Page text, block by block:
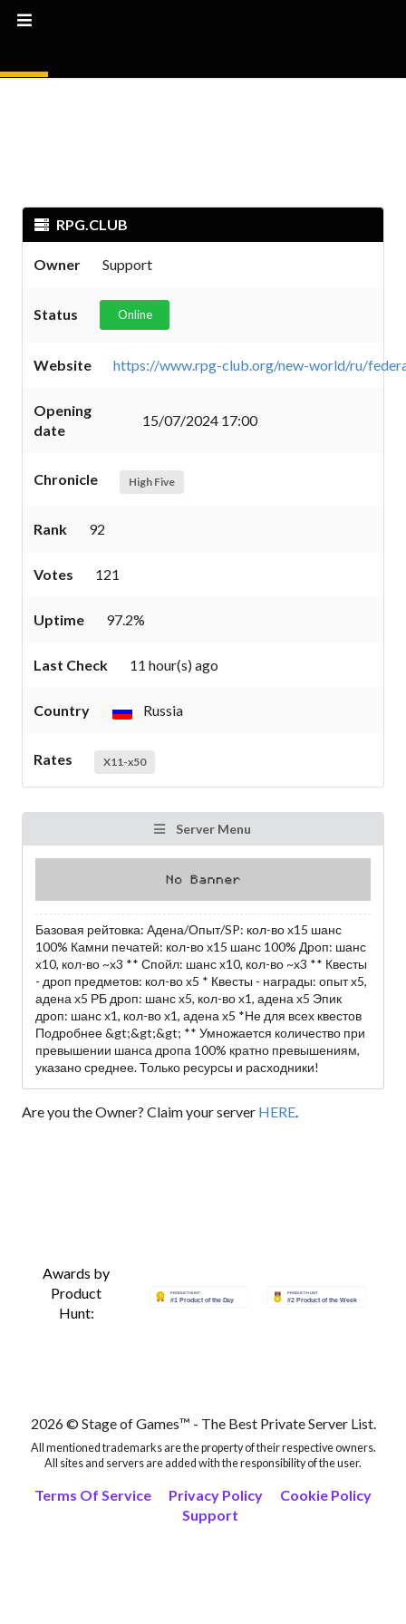
RPG.CLUB
Owner Support
Status Online
Website https://www.rpg-club.org/new-world/ru/
Opening
date
15/07/2024 17:00
Chronicle High Five
Rank 92
Votes 121
Uptime 97.2%
Last Check 11 hour(s) ago
Country Russia
Rates X11-x50
Server Menu
Базовая рейтовка: Адена/Опыт/SP: кол-во х15 шанс
100% Камни печатей: кол-во х15 шанс 100% Дроп: шанс
х10, кол-во ~х3 ** Спойл: шанс х10, кол-во ~х3 ** Квесты
- дроп предметов: кол-во х5 * Квесты - награды: опыт х5,
адена х5 РБ дроп: шанс х5, кол-во х1, адена х5 Эпик
дроп: шанс х1, кол-во х1, адена х5 *Не для всех квестов
Подробнее &gt;&gt;&gt; ** Умножается количество при
превышении шанса дропа 100% кратно превышениям,
указано среднее. Только ресурсы и расходники!
Are you the Owner? Claim your server HERE.
Awards by
Product
Hunt:
2026 © Stage of Games™ - The Best Private Server List.
All mentioned trademarks are the property of their respective owners.
All sites and servers are added with the responsibility of the user.
Terms Of Service Privacy Policy
Cookie Policy
Support